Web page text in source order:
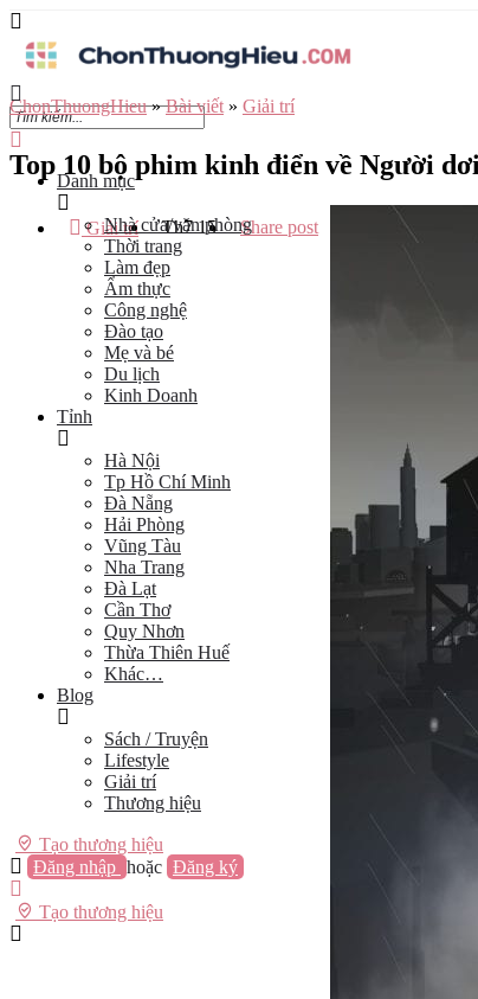
Danh mục
Nhà cửa/văn phòng
Thời trang
Làm đẹp
Ẩm thực
Công nghệ
Đào tạo
Mẹ và bé
Du lịch
Kinh Doanh
Tỉnh
Hà Nội
Tp Hồ Chí Minh
Đà Nẵng
Hải Phòng
Vũng Tàu
Nha Trang
Đà Lạt
Cần Thơ
Quy Nhơn
Thừa Thiên Huế
Khác…
Blog
Sách / Truyện
Lifestyle
Giải trí
Thương hiệu
Tạo thương hiệu
Đăng nhập hoặc Đăng ký
Tạo thương hiệu
ChonThuongHieu»Bài viết » Giải trí
Top 10 bộ phim kinh điển về Người
Giải trí Th7 15 Share post